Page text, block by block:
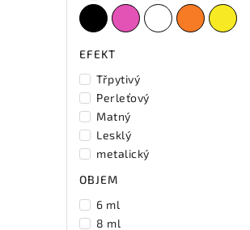
EFEKT
Třpytivý
Perleťový
Matný
Lesklý
metalický
OBJEM
6 ml
8 ml